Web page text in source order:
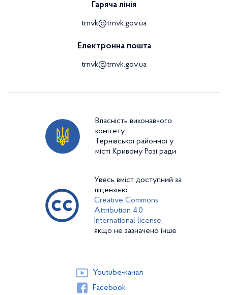
Гаряча лінія
trnvk@trnvk.gov.ua
Електронна пошта
trnvk@trnvk.gov.ua
Власність виконавчого
комітету
Тернівської районної у
місті Кривому Розі ради
Увесь вміст доступний за
ліцензією
Creative Commons
Attribution 4.0
International license,
якщо не зазначено інше
Youtube-канал
Facebook